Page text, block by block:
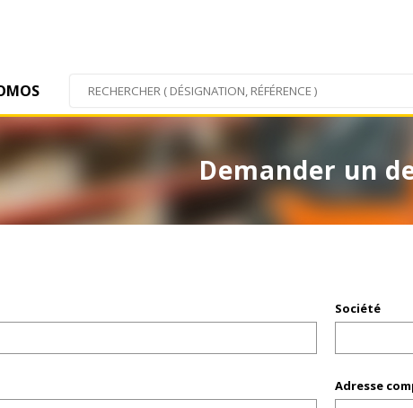
Demander un
Société
Adresse